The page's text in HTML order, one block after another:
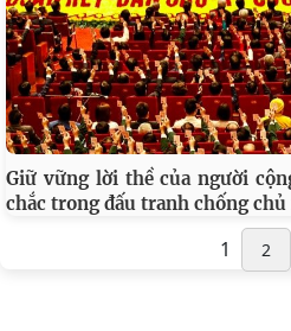
Giữ vững lời thề của người
chắc trong đấu tranh chống chủ
1 2